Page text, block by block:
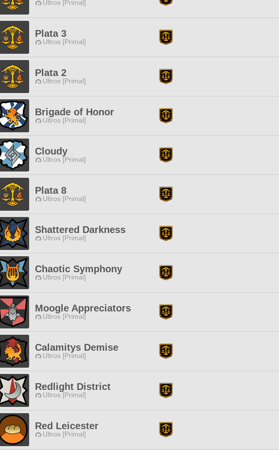
Ultros [Primal]
Plata 3
Ultros [Primal]
Plata 2
Ultros [Primal]
Brigade of Honor
Ultros [Primal]
Cloudy
Ultros [Primal]
Plata 8
Ultros [Primal]
Shattered Darkness
Ultros [Primal]
Chaotic Symphony
Ultros [Primal]
Moogle Appreciators
Ultros [Primal]
Calamitys Demise
Ultros [Primal]
Redlight District
Ultros [Primal]
Red Leicester
Ultros [Primal]